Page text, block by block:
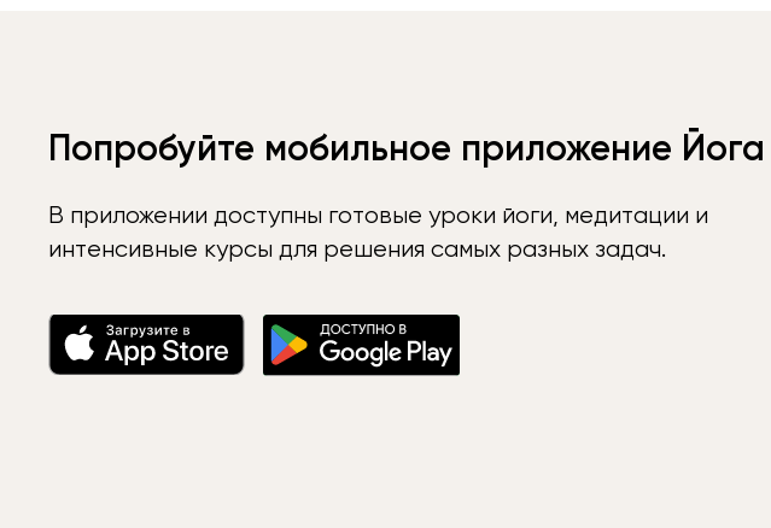
Попробуйте мобильное приложение
В приложении доступны готовые уроки йоги, медитации и
интенсивные курсы для решения самых разных задач.